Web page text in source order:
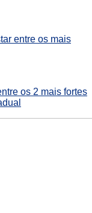
entre os mais
os 2 mais fortes